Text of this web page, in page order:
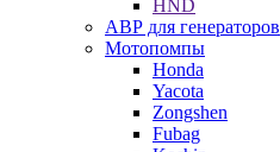
HND
АВР для генераторов
Мотопомпы
Honda
Yacota
Zongshen
Fubag